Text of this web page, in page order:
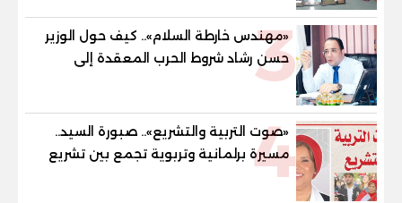
والنور للمكفوفين
3
«مهندس خارطة السلام».. كيف حول الوزير
حسن رشاد شروط الحرب المعقدة إلى
"خارطة طريق" للانسحاب والإعمار؟
4
«صوت التربية والتشريع».. صبورة السيد..
مسيرة برلمانية وتربوية تجمع بين تشريع
القوانين وصناعة الأجيال لبناء الإنسان